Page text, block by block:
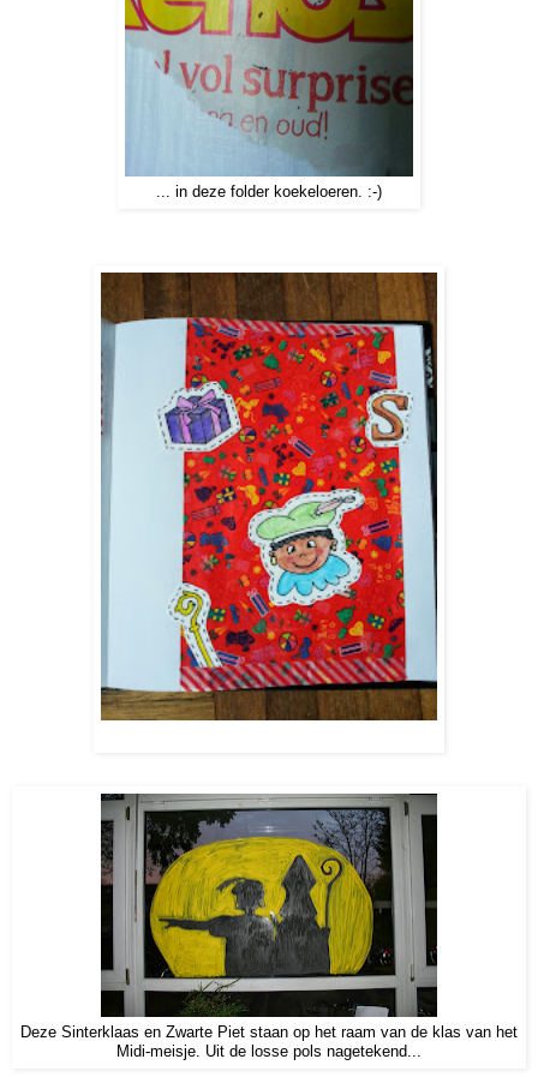
... in deze folder koekeloeren. :-)
Deze Sinterklaas en Zwarte Piet staan op het raam van de klas van het
Midi-meisje. Uit de losse pols nagetekend...